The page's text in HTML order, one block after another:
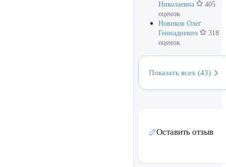
Николаевна
405
оценок
Новиков Олег
Геннадиевич
318
оценок
Показать всех (43)
Оставить отзыв